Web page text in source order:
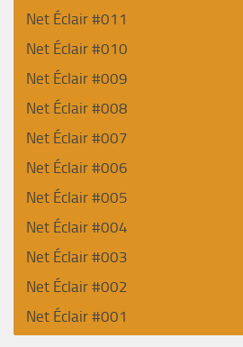
Net Éclair #011
Net Éclair #010
Net Éclair #009
Net Éclair #008
Net Éclair #007
Net Éclair #006
Net Éclair #005
Net Éclair #004
Net Éclair #003
Net Éclair #002
Net Éclair #001